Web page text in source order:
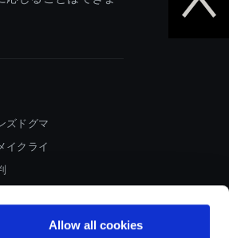
Allow all cookies
ズドグマ
イクライ